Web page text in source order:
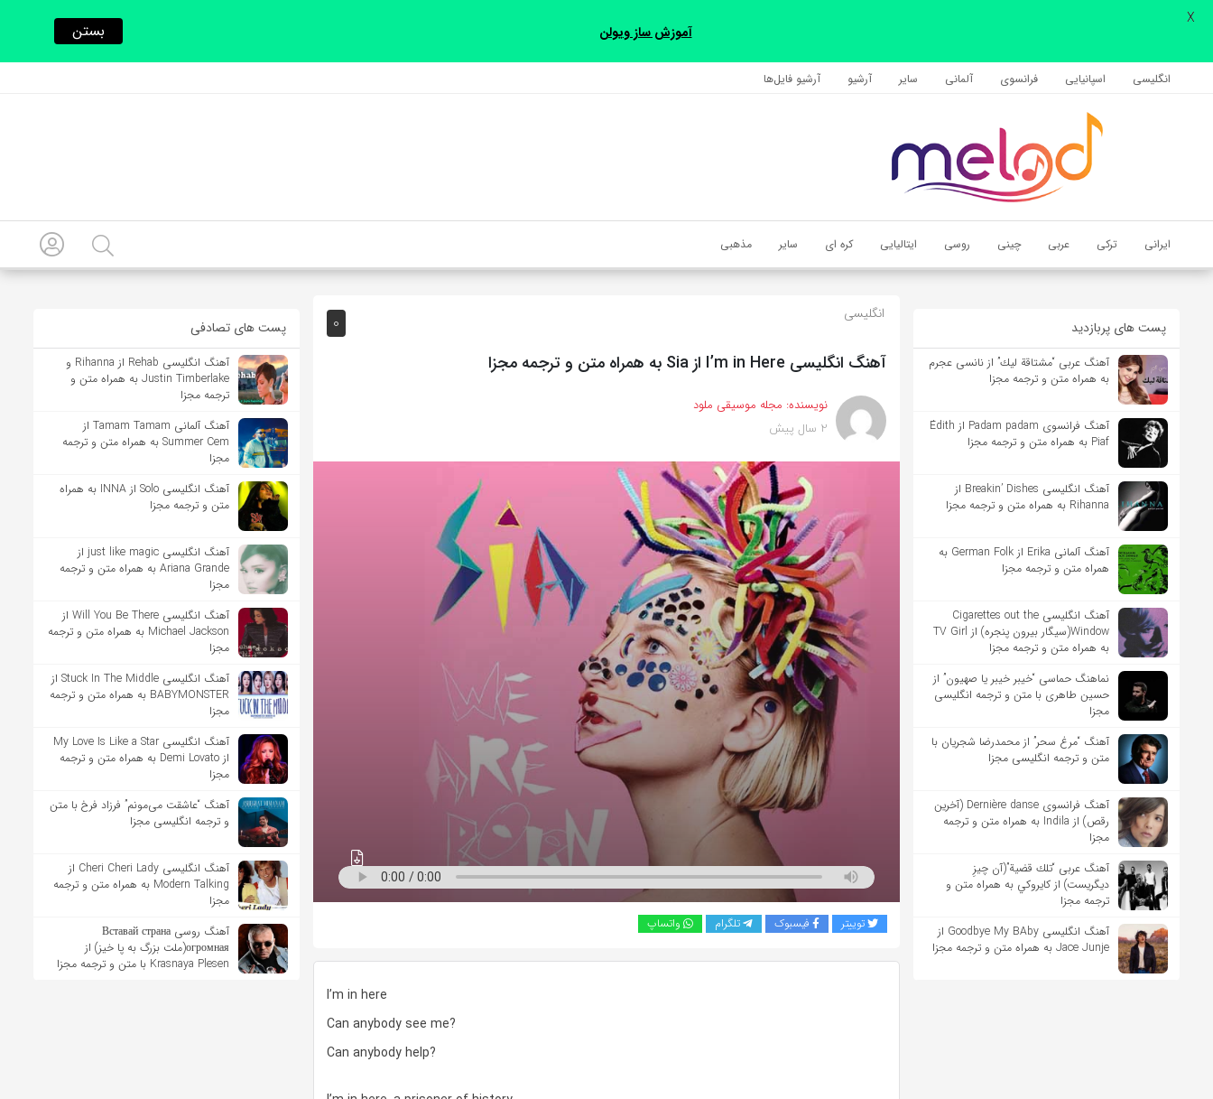
انگلیسی اسپانیایی فرانسوی آلمانی سایر آرشیو آرشیو فایل‌‎ها
ایرانی ترکی عربی چینی روسی ایتالیایی کره ای سایر مذهبی
اشتراک گذاری
با استفاده از روش‌های زیر می‌توانید این صفحه را با دوستان خود به
کپی لینک
پست های پربازدید
آهنگ عربی “مشتاقة لیك” از نانسی عجرم
به همراه متن و ترجمه مجزا
آهنگ فرانسوی Padam padam از Édith
Piaf به همراه متن و ترجمه مجزا
آهنگ انگلیسی Breakin’ Dishes از
Rihanna به همراه متن و ترجمه مجزا
آهنگ آلمانی Erika از German Folk به
همراه متن و ترجمه مجزا
آهنگ انگلیسی Cigarettes out the
Window(سیگار بیرون پنجره) از TV Girl
به همراه متن و ترجمه مجزا
نماهنگ حماسی “خیبر خیبر یا صهیون” از
حسین طاهری با متن و ترجمه انگلیسی
مجزا
آهنگ “مرغ سحر” از محمدرضا شجریان با
متن و ترجمه انگلیسی مجزا
آهنگ فرانسوی Dernière danse (آخرین
رقص) از Indila به همراه متن و ترجمه
مجزا
آهنگ عربی “تلك قضية”(آن چیزِ
دیگریست) از كايروكي به همراه متن و
ترجمه مجزا
آهنگ انگلیسی Goodbye My BAby از
Jace Junje به همراه متن و ترجمه مجزا
0 انگلیسی
آهنگ انگلیسی I’m in Here از Sia به همراه متن و ترجمه مجزا
نویسنده: مجله موسیقی ملود
2 سال پیش
توییتر فیسبوک تلگرام واتساپ
I’m in here
Can anybody see me?
Can anybody help?
پست های تصادفی
آهنگ انگلیسی Rehab از Rihanna و
Justin Timberlake به همراه متن و
ترجمه مجزا
آهنگ آلمانی ​​Tamam Tamam از
Summer Cem به همراه متن و ترجمه
مجزا
آهنگ انگلیسی Solo از INNA به همراه
متن و ترجمه مجزا
آهنگ انگلیسی just like magic از
Ariana Grande به همراه متن و ترجمه
مجزا
آهنگ انگلیسی Will You Be There از
Michael Jackson به همراه متن و ترجمه
مجزا
آهنگ انگلیسی Stuck In The Middle از
BABYMONSTER به همراه متن و ترجمه
مجزا
آهنگ انگلیسی My Love Is Like a Star
از Demi Lovato به همراه متن و ترجمه
مجزا
آهنگ “عاشقت می‌مونم” فرزاد فرخ با متن
و ترجمه انگلیسی مجزا
آهنگ انگلیسی Cheri Cheri Lady از
Modern Talking به همراه متن و ترجمه
مجزا
آهنگ روسی Вставай страна
огромная(ملت بزرگ به پا خیز) از
Krasnaya Plesen با متن و ترجمه مجزا
آموزش ساز ویولن بستن
X